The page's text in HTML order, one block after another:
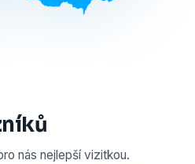
nás nejlepší vizitkou.